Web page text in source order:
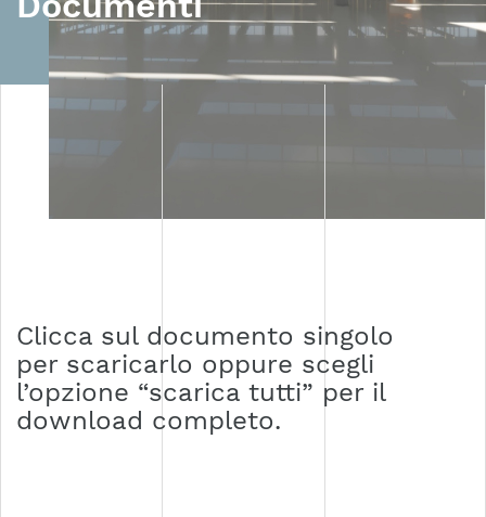
Clicca sul documento singolo
per scaricarlo oppure scegli
l’opzione “scarica tutti” per il
download completo.